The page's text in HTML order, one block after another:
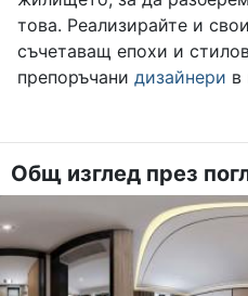
това. Реализирайте и
съчетаващ епохи и
препоръчани дизайнери в
Общ изглед през